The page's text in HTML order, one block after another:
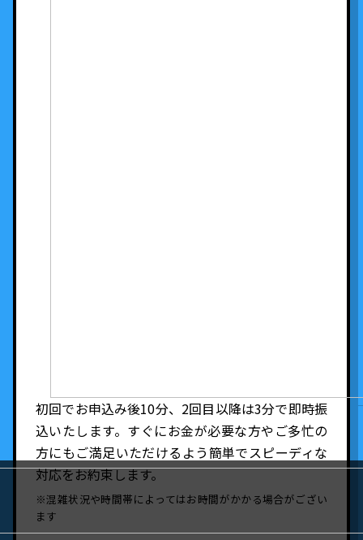
初回でお申込み後10分、2回目以降は3分で即時振
込いたします。すぐにお金が必要な方やご多忙の
方にもご満足いただけるよう簡単でスピーディな
対応をお約束します。
※混雑状況や時間帯によってはお時間がかかる場合がござい
ます